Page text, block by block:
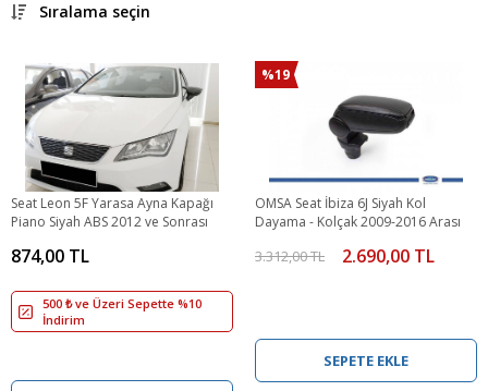
Sıralama seçin
Seat Leon 5F Yarasa Ayna Kapağı
Piano Siyah ABS 2012 ve Sonrası
874,00 TL
500 ₺ ve Üzeri Sepette %10
İndirim
%19
OMSA Seat İbiza 6J Siyah Kol
Dayama - Kolçak 2009-2016 Arası
3.312,00 TL 2.690,00 TL
SEPETE EKLE